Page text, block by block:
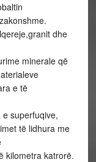
dhe
minerale që
e të
superfuqive,
të lidhura me
kilometra katrorë.